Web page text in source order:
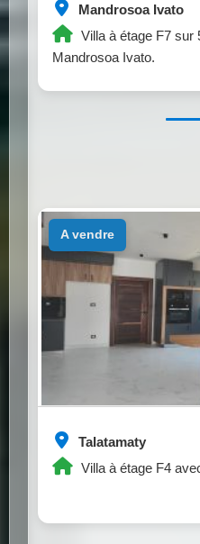
Mandrosoa Ivato
Villa à étage F7 sur
Mandrosoa Ivato.
Talatamaty
Villa à étage F4
a vendre